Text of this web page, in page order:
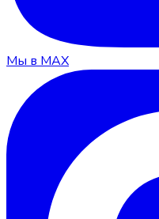
Мы в MAX